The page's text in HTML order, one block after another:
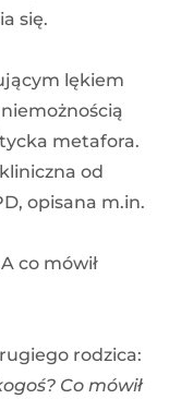
się.
lękiem
metafora.
od
opisana m.in.
co mówił
rodzica:
Co mówił